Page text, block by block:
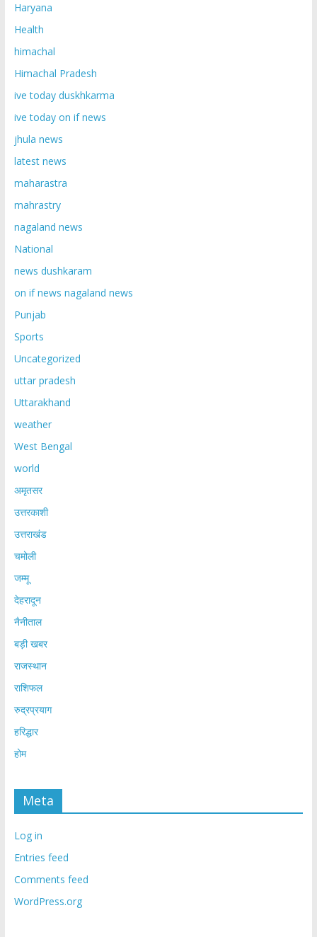
Haryana
Health
himachal
Himachal Pradesh
ive today duskhkarma
ive today on if news
jhula news
latest news
maharastra
mahrastry
nagaland news
National
news dushkaram
on if news nagaland news
Punjab
Sports
Uncategorized
uttar pradesh
Uttarakhand
weather
West Bengal
world
अमृतसर
उत्तरकाशी
उत्तराखंड
चमोली
जम्मू
देहरादून
नैनीताल
बड़ी खबर
राजस्थान
राशिफल
रुद्रप्रयाग
हरिद्धार
होम
Meta
Log in
Entries feed
Comments feed
WordPress.org